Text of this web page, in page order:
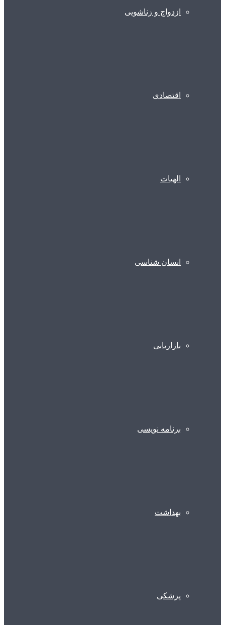
ازدواج و زناشویی
اقتصادی
الهیات
انسان شناسی
بازاریابی
برنامه نویسی
بهداشت
پزشکی